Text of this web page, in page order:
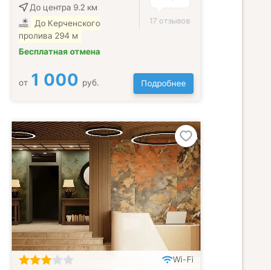
До центра 9.2 км
До Керченского
пролива 294 м
Бесплатная отмена
17 отзывов
от 1 000 руб. Подробнее
Wi-Fi